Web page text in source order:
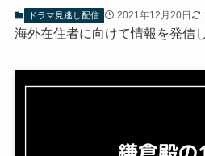
ドラマ見逃し配信 2021年12月20日
海外在住者に向けて情報を発信